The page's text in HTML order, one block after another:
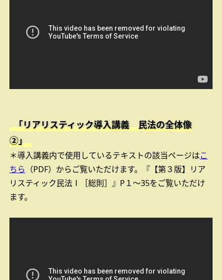
「リアリスティック導入講義 民法の全体像
②」
＊導入講義内で使用しているテキストの該当ページはこ
ちら （PDF）からご覧いただけます。『【第３版】リア
リスティック民法Ⅰ［総則］』P１～35をご覧いただけ
ます。